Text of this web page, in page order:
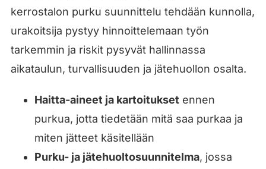
kerrostalon purku suunnittelu tehdään kunnolla,
urakoitsija pystyy hinnoittelemaan työn
tarkemmin ja riskit pysyvät hallinnassa
aikataulun, turvallisuuden ja jätehuollon osalta.
Haitta-aineet ja kartoitukset ennen
purkua, jotta tiedetään mitä saa purkaa ja
miten jätteet käsitellään
Purku- ja jätehuoltosuunnitelma, jossa